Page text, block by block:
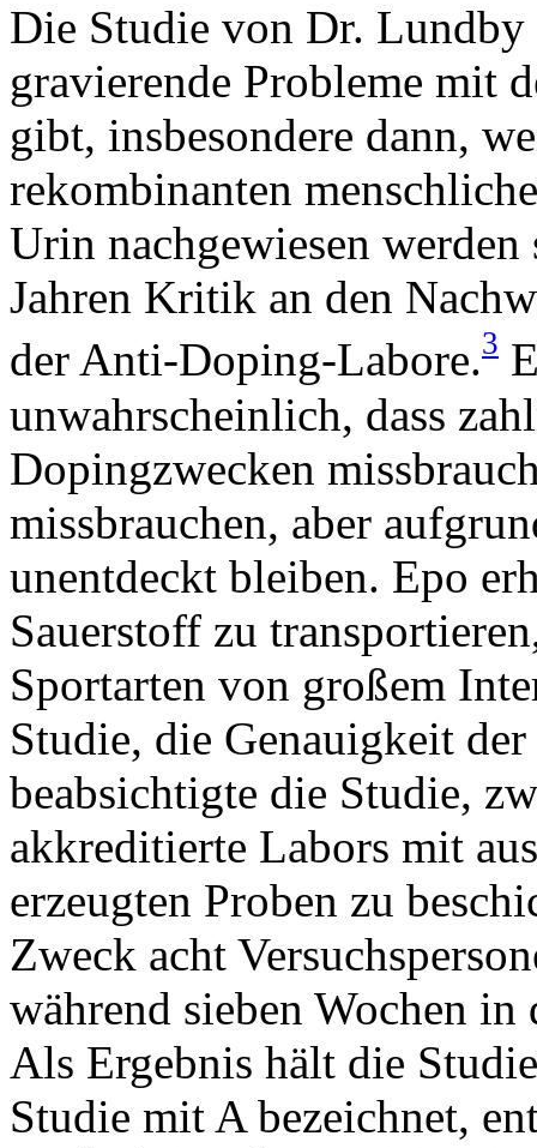
Die Studie von Dr. Lundby
gravierende Probleme mit
gibt, insbesondere dann,
rekombinanten
Urin nachgewiesen
Jahren Kritik an den
der Anti-Doping-Labore.3
unwahrscheinlich, dass
Dopingzwecken
missbrauchen, aber
unentdeckt bleiben. Epo
Sauerstoff zu
Sportarten von großem
Studie, die Genauigkeit
beabsichtigte die Studie,
akkreditierte Labors mit
erzeugten Proben zu
Zweck acht
während sieben Wochen in
Als Ergebnis hält die
Studie mit A bezeichnet,